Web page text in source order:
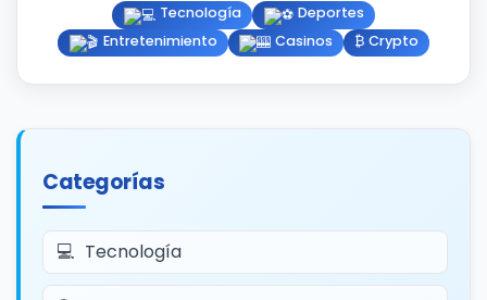
Tecnología
Deportes
Entretenimiento
Casinos ₿ Crypto
Categorías
Tecnología